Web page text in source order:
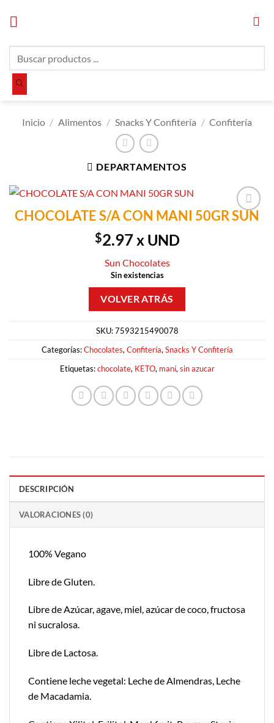
productos
Inicio / Alimentos / Snacks Y Confitería / Confitería
DEPARTAMENTOS
Añadir a
CHOCOLATE S/A CON MANI 50GR SUN
$2.97x UND
Sun Chocolates
Sin existencias
SKU:7593215490078
Categorías:Chocolates, Confitería, Snacks Y Confitería
Etiquetas:chocolate, KETO, maní, sin azucar
DESCRIPCIÓN
VALORACIONES (0)
100% Vegano
Libre de Gluten.
Libre de Azúcar, agave, miel, azúcar de coco, fructosa
ni sucralosa.
Libre de Lactosa.
Contiene leche vegetal: Leche de Almendras, Leche
de Macadamia.